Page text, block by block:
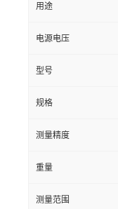
用途
电源电压
型号
规格
测量精度
重量
测量范围